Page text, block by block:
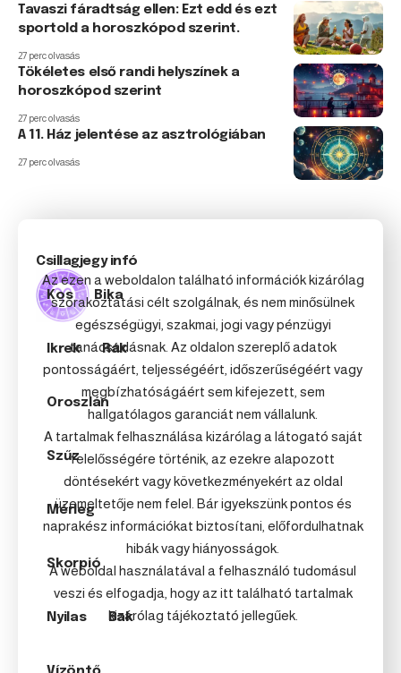
Tavaszi fáradtság ellen: Ezt edd és ezt
sportold a horoszkópod szerint.
27 perc olvasás
Tökéletes első randi helyszínek a
horoszkópod szerint
27 perc olvasás
A 11. Ház jelentése az asztrológiában
27 perc olvasás
Csillagjegy infó
Kos Bika
Ikrek Rák
Oroszlán
Szűz
Mérleg
Skorpió
Nyilas Bak
Az ezen a weboldalon található információk kizárólag
szórakoztatási célt szolgálnak, és nem minősülnek
egészségügyi, szakmai, jogi vagy pénzügyi
tanácsadásnak. Az oldalon szereplő adatok
pontosságáért, teljességéért, időszerűségéért vagy
megbízhatóságáért sem kifejezett, sem
hallgatólagos garanciát nem vállalunk.
A tartalmak felhasználása kizárólag a látogató saját
felelősségére történik, az ezekre alapozott
döntésekért vagy következményekért az oldal
üzemeltetője nem felel. Bár igyekszünk pontos és
naprakész információkat biztosítani, előfordulhatnak
hibák vagy hiányosságok.
A weboldal használatával a felhasználó tudomásul
veszi és elfogadja, hogy az itt található tartalmak
kizárólag tájékoztató jellegűek.